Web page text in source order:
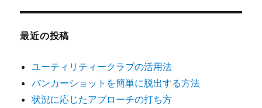
最近の投稿
ユーティリティークラブの活用法
バンカーショットを簡単に脱出する方法
状況に応じたアプローチの打ち方